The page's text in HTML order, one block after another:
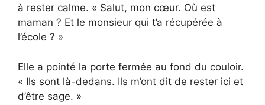
à rester calme. « Salut, mon cœur. Où est
maman ? Et le monsieur qui t’a récupérée à
l’école ? »
Elle a pointé la porte fermée au fond du couloir.
« Ils sont là-dedans. Ils m’ont dit de rester ici et
d’être sage. »